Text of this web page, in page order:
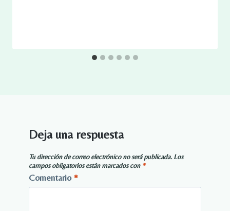
Deja una respuesta
Tu dirección de correo electrónico no será publicada. Los
campos obligatorios están marcados con *
Comentario *